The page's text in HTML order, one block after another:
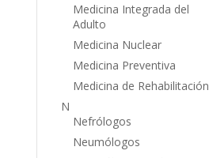
Medicina Integrada del
Adulto
Medicina Nuclear
Medicina Preventiva
Medicina de Rehabilitación
N
Nefrólogos
Neumólogos